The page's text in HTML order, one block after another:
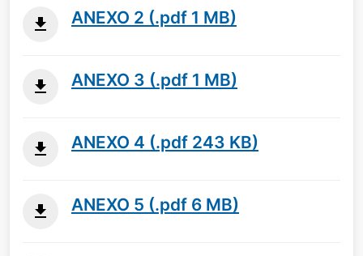
ANEXO 2 (.pdf 1 MB)
ANEXO 3 (.pdf 1 MB)
ANEXO 4 (.pdf 243 KB)
ANEXO 5 (.pdf 6 MB)